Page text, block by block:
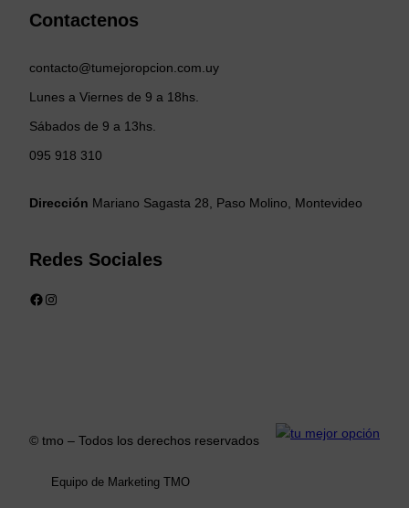
Contactenos
contacto@tumejoropcion.com.uy
Lunes a Viernes de 9 a 18hs.
Sábados de 9 a 13hs.
095 918 310
Dirección Mariano Sagasta 28, Paso Molino, Montevideo
Redes Sociales
Facebook Instagram
© tmo – Todos los derechos reservados
Equipo de Marketing TMO